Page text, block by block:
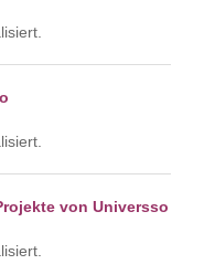
von Universso